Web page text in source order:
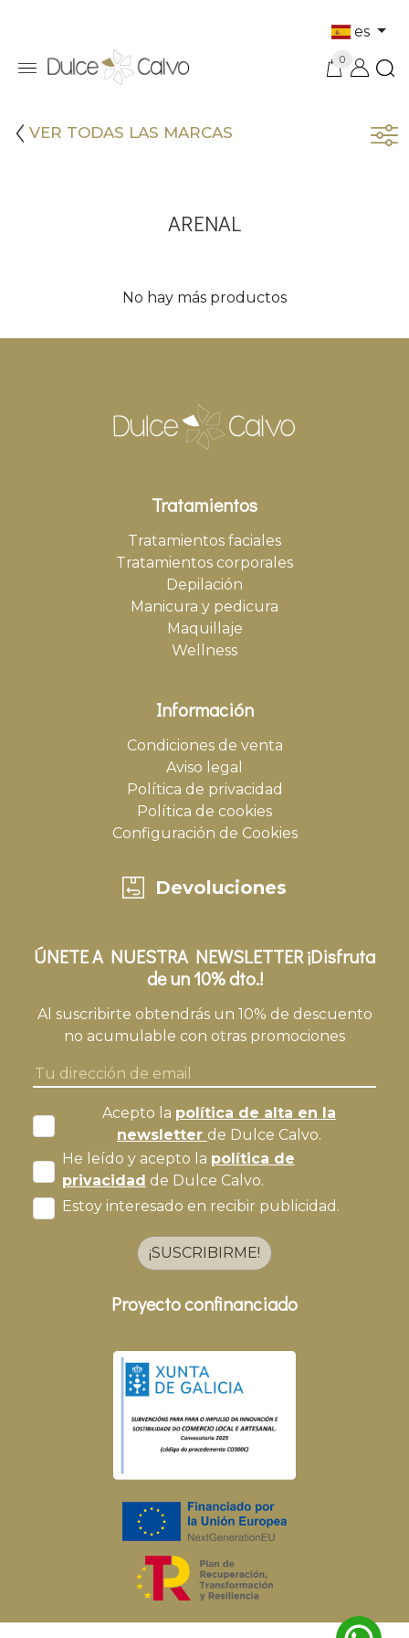
es
0
VER TODAS LAS MARCAS
ARENAL
No hay más productos
Tratamientos
Tratamientos faciales
Tratamientos corporales
Depilación
Manicura y pedicura
Maquillaje
Wellness
Información
Condiciones de venta
Aviso legal
Política de privacidad
Política de cookies
Configuración de Cookies
Devoluciones
ÚNETE A NUESTRA NEWSLETTER ¡Disfruta
de un 10% dto.!
Al suscribirte obtendrás un 10% de descuento
no acumulable con otras promociones
Acepto la política de alta en la
newsletter de Dulce Calvo.
He leído y acepto la política de
privacidad de Dulce Calvo.
Estoy interesado en recibir publicidad.
¡SUSCRIBIRME!
Proyecto confinanciado